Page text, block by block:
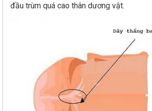
đầu trùm quá cao thân dương vật.